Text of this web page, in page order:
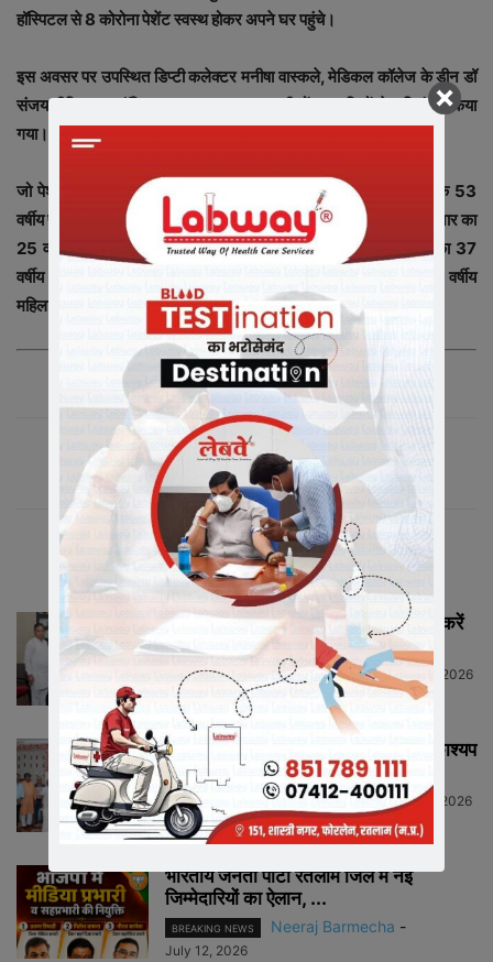
हॉस्पिटल से 8 कोरोना पेशेंट स्वस्थ होकर अपने घर पहुंचे।
इस अवसर पर उपस्थित डिप्टी कलेक्टर मनीषा वास्कले, मेडिकल कॉलेज के डीन डॉ
संजय दीक्षित तथा हॉस्पिटल स्टाफ द्वारा स्वस्थ मरीजों का तालियों से अभिनंदन किया
गया।
जो पेशेंट हॉस्पिटल से आज अपने घर पहुंचे उनमें रतलाम के जवाहर नगर के 53
वर्षीय पुरुष, जावरा के सुतारीपूरा का 21 वर्षीय युवक, 25 वर्षीय युवती, तंबाकू बाजार का
25 वर्षीय युवक, रतलाम के राजीव नगर का 40 वर्षीय पुरुष, प्रताप नगर का 37
वर्षीय पुरुष, राम मंदिर चौराहे का 40 वर्षीय पुरुष तथा विनोबा नगर की 30 वर्षीय
महिला सम्मिलित थी।
संबंधित लेख
मीडिया में संगठन को सशक्त रूप से प्रस्तुत करें
मीडिया प्रभारी...
HIGHLIGHTS Neeraj Barmecha - July 13, 2026
राष्ट्रीय कार्याध्यक्ष व कैबिनेट मंत्री चेतन्य काश्यप
ने किया क्रीड़ा-भारती की...
HIGHLIGHTS Neeraj Barmecha - July 12, 2026
भारतीय जनता पार्टी रतलाम जिले में नई
जिम्मेदारियों का ऐलान, ...
BREAKING NEWS Neeraj Barmecha -
July 12, 2026